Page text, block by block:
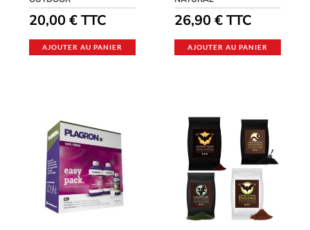
20,00€ TTC
AJOUTER AU PANIER
26,90€TTC
AJOUTER AU PANIER